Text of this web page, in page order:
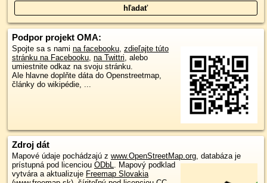
Podpor projekt OMA:
Spojte sa s nami na facebooku, zdieľajte túto
stránku na Facebooku, na Twittri, alebo
umiestnite odkaz na svoju stránku.
Ale hlavne doplňte dáta do Openstreetmap,
články do wikipédie, ...
Zdroj dát
Mapové údaje pochádzajú z www.OpenStreetMap.org, databáza je
prístupná pod licenciou ODbL. Mapový podklad
vytvára a aktualizuje Freemap Slovakia